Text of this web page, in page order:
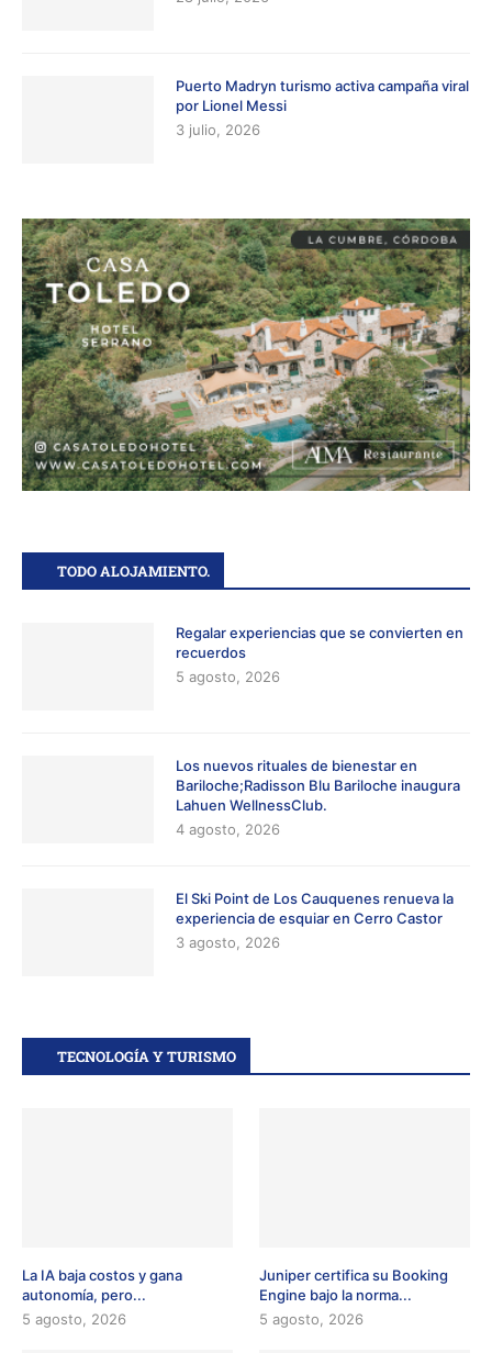
Puerto Madryn turismo activa campaña viral
por Lionel Messi
3 julio, 2026
TODO ALOJAMIENTO.
Regalar experiencias que se convierten en
recuerdos
5 agosto, 2026
Los nuevos rituales de bienestar en
Bariloche;Radisson Blu Bariloche inaugura
Lahuen WellnessClub.
4 agosto, 2026
El Ski Point de Los Cauquenes renueva la
experiencia de esquiar en Cerro Castor
3 agosto, 2026
TECNOLOGÍA Y TURISMO
La IA baja costos y gana
autonomía, pero...
5 agosto, 2026
Juniper certifica su Booking
Engine bajo la norma...
5 agosto, 2026